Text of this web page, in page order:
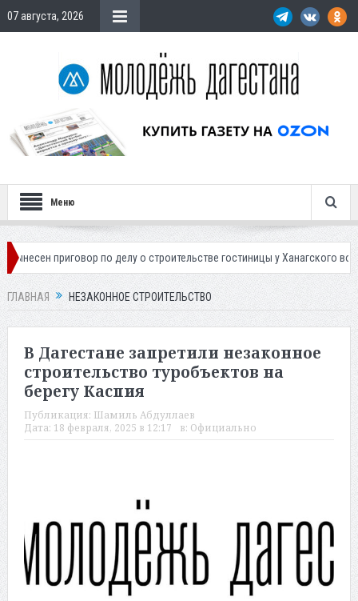
07 августа, 2026
Меню
по делу о строительстве гостиницы у Ханагского водопада
ГЛАВНАЯ НЕЗАКОННОЕ СТРОИТЕЛЬСТВО
В Дагестане запретили незаконное
строительство туробъектов на
берегу Каспия
Публикация: Шамиль Абдуллаев
Дата: 18 февраля, 2025 в 12:17 в: Официально